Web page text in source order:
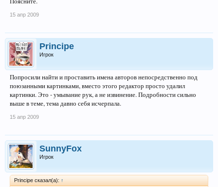
15 апр 2009
Principe
Игрок
Попросили найти и проставить имена авторов непосредственно под
поюзанными картинками, вместо этого редактор просто удалил
картинки. Это - умывание рук, а не извинение. Подробности сильно
выше в теме, тема давно себя исчерпала.
15 апр 2009
SunnyFox
Игрок
Principe сказал(а): ↑